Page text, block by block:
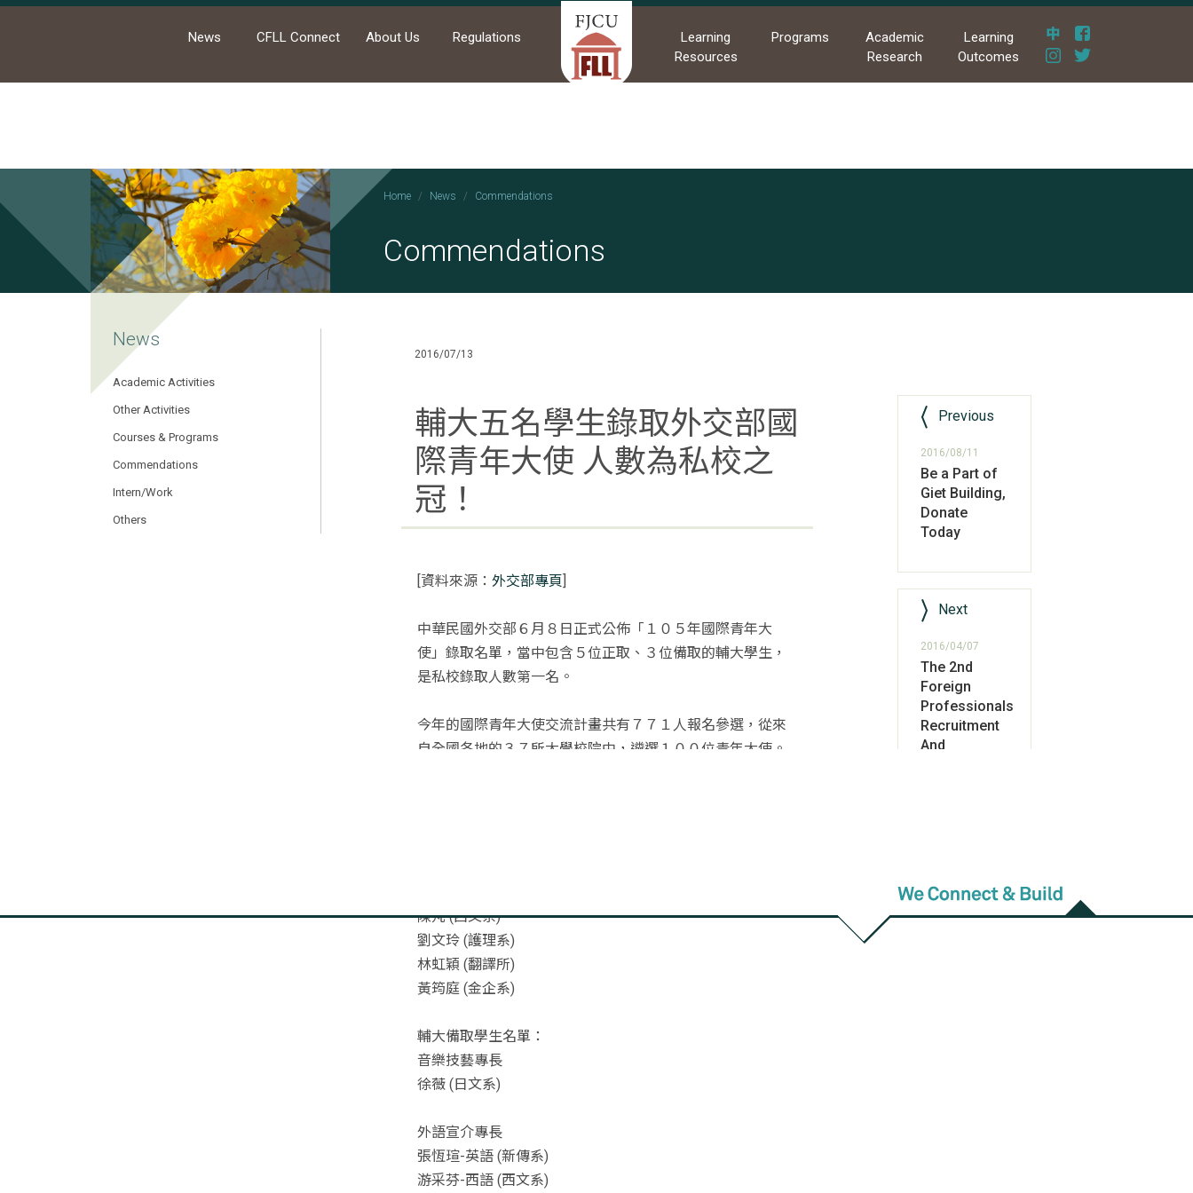
News CFLL Connect About Us Regulations
Learning
Resources
Programs
Academic
Research
Learning
Outcomes
Home News Commendations
Commendations
News
Academic Activities
Other Activities
Courses & Programs
Commendations
Intern/Work
Others
2016/07/13
輔大五名學生錄取外交部國
際青年大使 人數為私校之
冠！
[資料來源： 外交部專頁]
中華民國外交部６月８日正式公佈「１０５年國際青年大
使」錄取名單，當中包含５位正取、３位備取的輔大學生，
是私校錄取人數第一名。
今年的國際青年大使交流計畫共有７７１人報名參選，從來
自全國各地的３７所大學校院中，遴選１００位青年大使。
陳芃 (西文系)
劉文玲 (護理系)
林虹穎 (翻譯所)
黃筠庭 (金企系)
輔大備取學生名單：
音樂技藝專長
徐薇 (日文系)
外語宣介專長
張恆瑄-英語 (新傳系)
游采芬-西語 (西文系)
Previous
2016/08/11
Be a Part of
Giet Building,
Donate
Today
Next
2016/04/07
The 2nd
Foreign
Professionals
Recruitment
And